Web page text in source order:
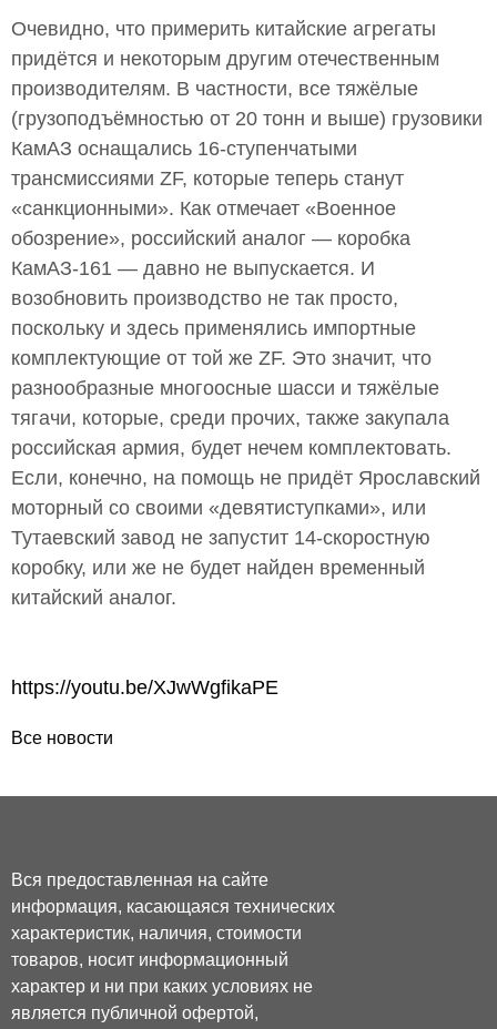
Очевидно, что примерить китайские агрегаты
придётся и некоторым другим отечественным
производителям. В частности, все тяжёлые
(грузоподъёмностью от 20 тонн и выше) грузовики
КамАЗ оснащались 16-ступенчатыми
трансмиссиями ZF, которые теперь станут
«санкционными». Как отмечает «Военное
обозрение», российский аналог — коробка
КамАЗ-161 — давно не выпускается. И
возобновить производство не так просто,
поскольку и здесь применялись импортные
комплектующие от той же ZF. Это значит, что
разнообразные многоосные шасси и тяжёлые
тягачи, которые, среди прочих, также закупала
российская армия, будет нечем комплектовать.
Если, конечно, на помощь не придёт Ярославский
моторный со своими «девятиступками», или
Тутаевский завод не запустит 14-скоростную
коробку, или же не будет найден временный
китайский аналог.
https://youtu.be/XJwWgfikaPE
Все новости
Вся предоставленная на сайте
информация, касающаяся технических
характеристик, наличия, стоимости
товаров, носит информационный
характер и ни при каких условиях не
является публичной офертой,